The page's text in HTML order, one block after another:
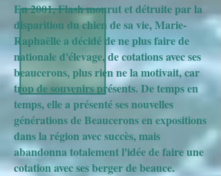
En 2001, Flash mourut et détruite par la
disparition du chien de sa vie, Marie-
Raphaëlle a décidé de ne plus faire de
nationale d'élevage, de cotations avec ses
beaucerons, plus rien ne la motivait, car
trop de souvenirs présents. De temps en
temps, elle a présenté ses nouvelles
générations de Beaucerons en expositions
dans la région avec succès, mais
abandonna totalement l'idée de faire une
cotation avec ses berger de beauce.